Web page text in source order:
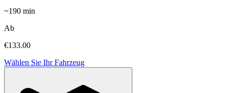
~190 min
Ab
€133.00
Wählen Sie Ihr Fahrzeug